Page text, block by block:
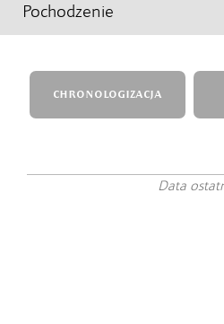
Pochodzenie
CHRONOLOGIZACJA
Data